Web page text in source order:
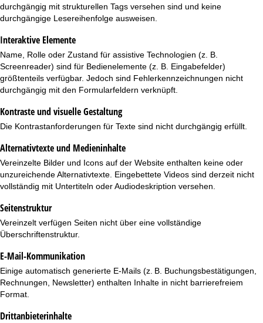
durchgängig mit strukturellen Tags versehen sind und keine
durchgängige Lesereihenfolge ausweisen.
Interaktive Elemente
Name, Rolle oder Zustand für assistive Technologien (z. B.
Screenreader) sind für Bedienelemente (z. B. Eingabefelder)
größtenteils verfügbar. Jedoch sind Fehlerkennzeichnungen nicht
durchgängig mit den Formularfeldern verknüpft.
Kontraste und visuelle Gestaltung
Die Kontrastanforderungen für Texte sind nicht durchgängig erfüllt.
Alternativtexte und Medieninhalte
Vereinzelte Bilder und Icons auf der Website enthalten keine oder
unzureichende Alternativtexte. Eingebettete Videos sind derzeit nicht
vollständig mit Untertiteln oder Audiodeskription versehen.
Seitenstruktur
Vereinzelt verfügen Seiten nicht über eine vollständige
Überschriftenstruktur.
E-Mail-Kommunikation
Einige automatisch generierte E-Mails (z. B. Buchungsbestätigungen,
Rechnungen, Newsletter) enthalten Inhalte in nicht barrierefreiem
Format.
Drittanbieterinhalte